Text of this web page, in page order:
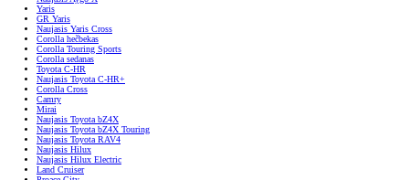
Yaris
GR Yaris
Naujasis Yaris Cross
Corolla hečbekas
Corolla Touring Sports
Corolla sedanas
Toyota C-HR
Naujasis Toyota C-HR+
Corolla Cross
Camry
Mirai
Naujasis Toyota bZ4X
Naujasis Toyota bZ4X Touring
Naujasis Toyota RAV4
Naujasis Hilux
Naujasis Hilux Electric
Land Cruiser